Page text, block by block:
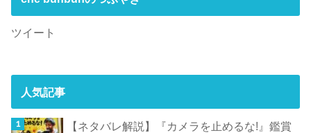
ツイート
人気記事
【ネタバレ解説】『カメラを止めるな!』鑑賞